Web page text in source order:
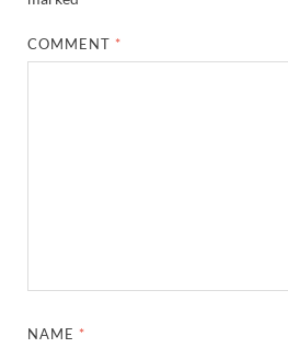
COMMENT *
NAME *